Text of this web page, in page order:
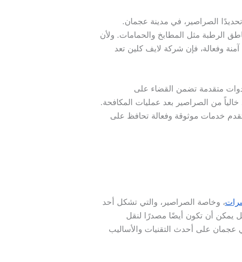
الصراصير، في مدينة عجمان.
الرطبة مثل المطابخ والحمامات. ولأن
وفعالة، فإن شركة لايف كلين تعد
متقدمة تضمن القضاء على
من الصراصير بعد عمليات المكافحة.
خدمات موثوقة وفعالة تحافظ على
، وخاصة الصراصير، والتي تشكل أحد
يمكن أن تكون أيضًا مصدرًا لنقل
عجمان على أحدث التقنيات والأساليب